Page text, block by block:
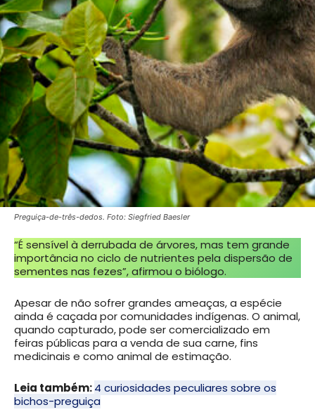
Preguiça-de-três-dedos. Foto: Siegfried Baesler
“É sensível à derrubada de árvores, mas tem grande
importância no ciclo de nutrientes pela dispersão de
sementes nas fezes”, afirmou o biólogo.
Apesar de não sofrer grandes ameaças, a espécie
ainda é caçada por comunidades indígenas. O animal,
quando capturado, pode ser comercializado em
feiras públicas para a venda de sua carne, fins
medicinais e como animal de estimação.
Leia também:4 curiosidades peculiares sobre os
bichos-preguiça